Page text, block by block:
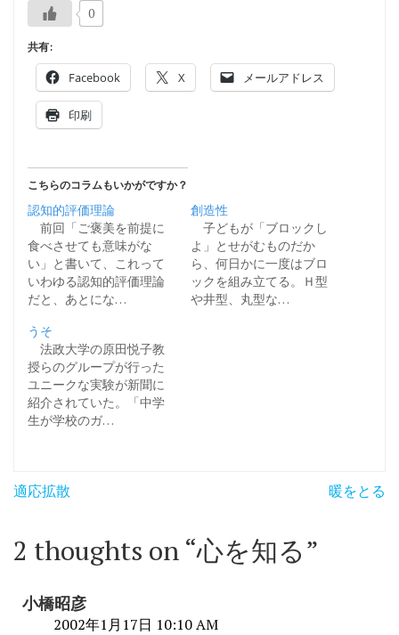
0
共有:
Facebook X メールアドレス
印刷
こちらのコラムもいかがですか？
認知的評価理論
前回「ご褒美を前提に
食べさせても意味がな
い」と書いて、これって
いわゆる認知的評価理論
だと、あとにな…
創造性
子どもが「ブロックし
よ」とせがむものだか
ら、何日かに一度はブロ
ックを組み立てる。Ｈ型
や井型、丸型な…
うそ
法政大学の原田悦子教
授らのグループが行った
ユニークな実験が新聞に
紹介されていた。「中学
生が学校のガ…
投
ナ
ゲ
適応拡散 暖をとる
2 thoughts on “心を知る”
小橋昭彦
2002年1月17日 10:10 AM